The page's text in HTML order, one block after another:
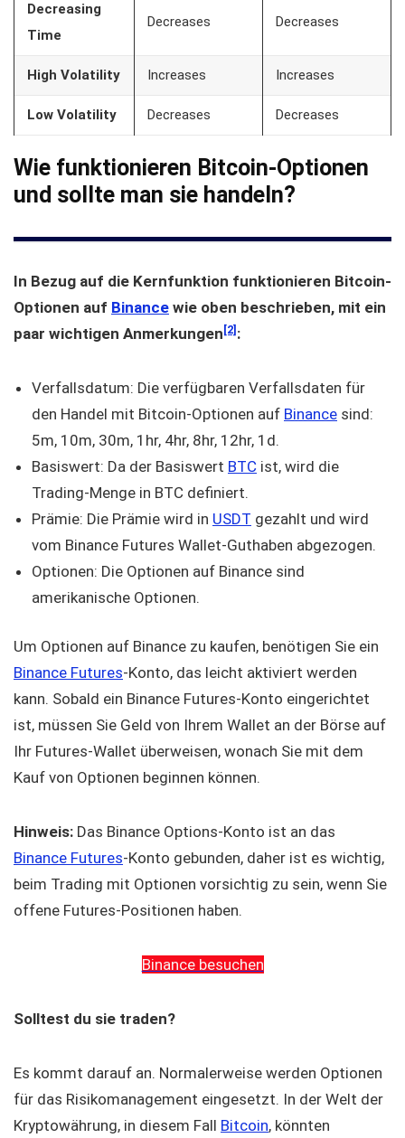
Decreasing
Time
Decreases Decreases
High Volatility Increases Increases
Low Volatility Decreases Decreases
Wie funktionieren Bitcoin-Optionen
und sollte man sie handeln?
In Bezug auf die Kernfunktion funktionieren Bitcoin-
Optionen auf Binance wie oben beschrieben, mit ein
paar wichtigen Anmerkungen [2] :
Verfallsdatum: Die verfügbaren Verfallsdaten für
den Handel mit Bitcoin-Optionen auf Binance sind:
5m, 10m, 30m, 1hr, 4hr, 8hr, 12hr, 1d.
Basiswert: Da der Basiswert BTC ist, wird die
Trading-Menge in BTC definiert.
Prämie: Die Prämie wird in USDT gezahlt und wird
vom Binance Futures Wallet-Guthaben abgezogen.
Optionen: Die Optionen auf Binance sind
amerikanische Optionen.
Um Optionen auf Binance zu kaufen, benötigen Sie ein
Binance Futures-Konto, das leicht aktiviert werden
kann. Sobald ein Binance Futures-Konto eingerichtet
ist, müssen Sie Geld von Ihrem Wallet an der Börse auf
Ihr Futures-Wallet überweisen, wonach Sie mit dem
Kauf von Optionen beginnen können.
Hinweis: Das Binance Options-Konto ist an das
Binance Futures-Konto gebunden, daher ist es wichtig,
beim Trading mit Optionen vorsichtig zu sein, wenn Sie
offene Futures-Positionen haben.
Binance besuchen
Solltest du sie traden?
Es kommt darauf an. Normalerweise werden Optionen
für das Risikomanagement eingesetzt. In der Welt der
Kryptowährung, in diesem Fall Bitcoin, könnten